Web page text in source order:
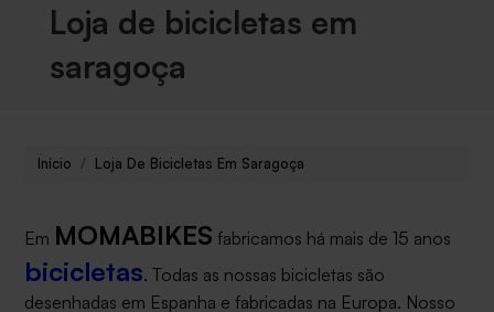
Loja de bicicletas em
saragoça
Início Loja De Bicicletas Em Saragoça
Em MOMABIKES fabricamos há mais de 15 anos
bicicletas. Todas as nossas bicicletas são
desenhadas em Espanha e fabricadas na Europa. Nosso